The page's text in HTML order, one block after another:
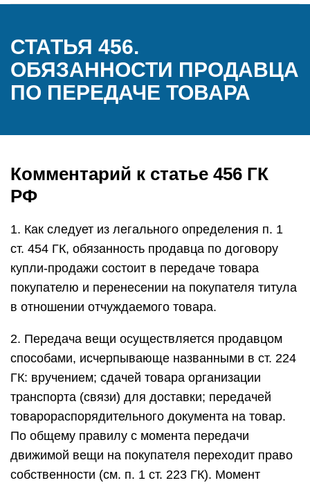
СТАТЬЯ 456.
ОБЯЗАННОСТИ ПРОДАВЦА
ПО ПЕРЕДАЧЕ ТОВАРА
Комментарий к статье 456 ГК
РФ
1. Как следует из легального определения п. 1
ст. 454 ГК, обязанность продавца по договору
купли-продажи состоит в передаче товара
покупателю и перенесении на покупателя титула
в отношении отчуждаемого товара.
2. Передача вещи осуществляется продавцом
способами, исчерпывающе названными в ст. 224
ГК: вручением; сдачей товара организации
транспорта (связи) для доставки; передачей
товарораспорядительного документа на товар.
По общему правилу с момента передачи
движимой вещи на покупателя переходит право
собственности (см. п. 1 ст. 223 ГК). Момент